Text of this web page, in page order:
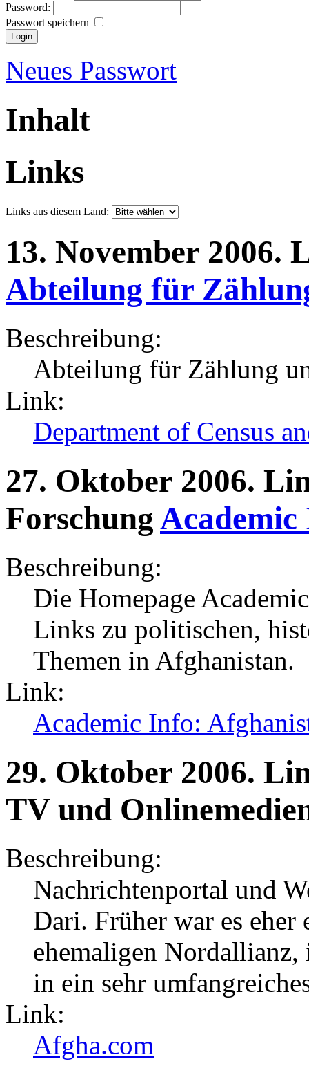
Password:
Passwort speichern
Neues Passwort
Inhalt
Links
Links aus diesem Land:
13. November 2006.
Abteilung für
Beschreibung:
Abteilung für Zählung
Link:
Department of Census
27. Oktober 2006.
Forschung
Beschreibung:
Die Homepage
Links zu politischen,
Themen in Afghanistan.
Link:
Academic Info:
29. Oktober 2006.
TV und
Beschreibung:
Nachrichtenportal und
Dari. Früher war es
ehemaligen
in ein sehr
Link:
Afgha.com